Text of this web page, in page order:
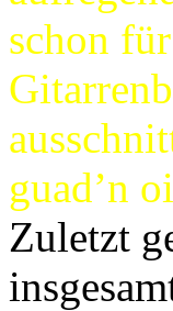
schon
guad’n
Zuletzt